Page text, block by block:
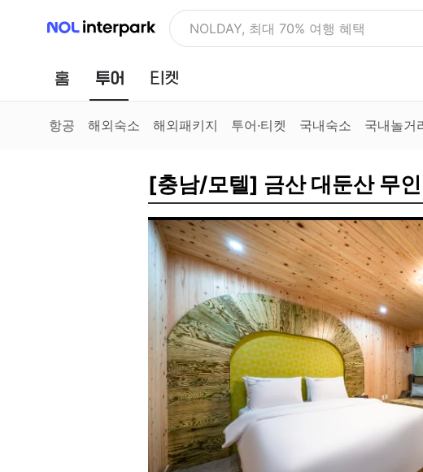
NOL 인터파크 NOLDAY, 최대 70% 여행 혜택
홈 투어
항공 해외숙소 해외패키지 투어·티켓 국내숙소 국내놀거
[충남/모텔] 금산 대둔산 무